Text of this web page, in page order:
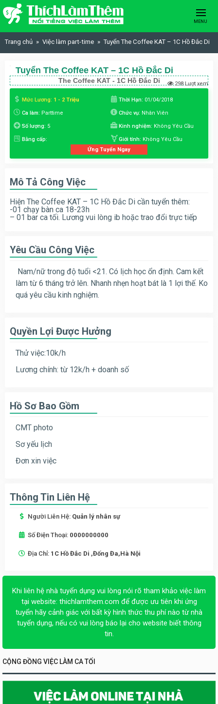
Skip to content
MENU
Trang chủ Việc làm part-time Tuyển The Coffee KAT – 1C Hồ Đắc Di
Tuyển The Coffee KAT – 1C Hồ Đắc Di
The Coffee KAT - 1C Hồ Đắc Di 298 Lượt xem
Mức Lương: 1 - 2 Triệu Thời Hạn: 01/04/2018
Ca làm: Parttime Chức vụ: Nhân Viên
Số lượng: 5 Kinh nghiệm: Không Yêu Cầu
Bằng cấp: Giới tính: Không Yêu Cầu
Ứng Tuyển Ngay
Mô Tả Công Việc
Hiện The Coffee KAT – 1C Hồ Đắc Di cần tuyển thêm:
-01 chạy bàn ca 18-23h
– 01 bar ca tối. Lương vui lòng ib hoặc trao đổi trực tiếp
Yêu Cầu Công Việc
Nam/nữ trong độ tuổi <21. Có lịch học ổn định. Cam kết
làm từ 6 tháng trở lên. Nhanh nhẹn hoạt bát là 1 lợi thế. Ko
quá yêu cầu kinh nghiệm.
Quyền Lợi Được Hưởng
Thử việc:10k/h
Lương chính: từ 12k/h + doanh số
Hồ Sơ Bao Gồm
CMT photo
Sơ yếu lịch
Đơn xin việc
Thông Tin Liên Hệ
Người Liên Hệ: Quản lý nhân sự
Số Điện Thoại: 0000000000
Địa Chỉ: 1C Hồ Đắc Di ,Đống Đa,Hà Nội
Khi liên hệ nhà tuyển dụng vui lòng nói rõ tham khảo việc làm
tại website: thichlamthem.com để được ưu tiên khi ứng
tuyển hãy cảnh giác với bất kỳ hình thức thu phí nào từ nhà
tuyển dụng, nếu có vui lòng báo lại cho website biết thông
tin.
CỘNG ĐỒNG VIỆC LÀM CA TỐI